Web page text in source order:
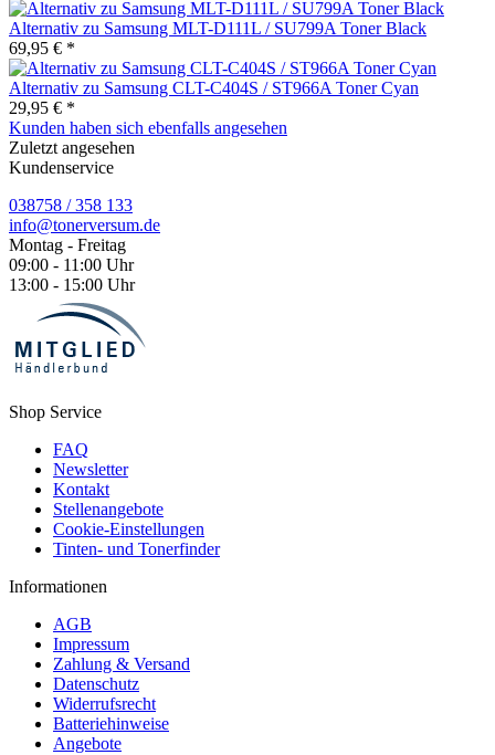
Alternativ zu Samsung MLT-D111L / SU799A Toner Black
69,95 € *
Alternativ zu Samsung CLT-C404S / ST966A Toner Cyan
29,95 € *
Kunden haben sich ebenfalls angesehen
Zuletzt angesehen
Kundenservice
038758 / 358 133
info@tonerversum.de
Montag - Freitag
09:00 - 11:00 Uhr
13:00 - 15:00 Uhr
Shop Service
FAQ
Newsletter
Kontakt
Stellenangebote
Cookie-Einstellungen
Tinten- und Tonerfinder
Informationen
AGB
Impressum
Zahlung & Versand
Datenschutz
Widerrufsrecht
Batteriehinweise
Angebote